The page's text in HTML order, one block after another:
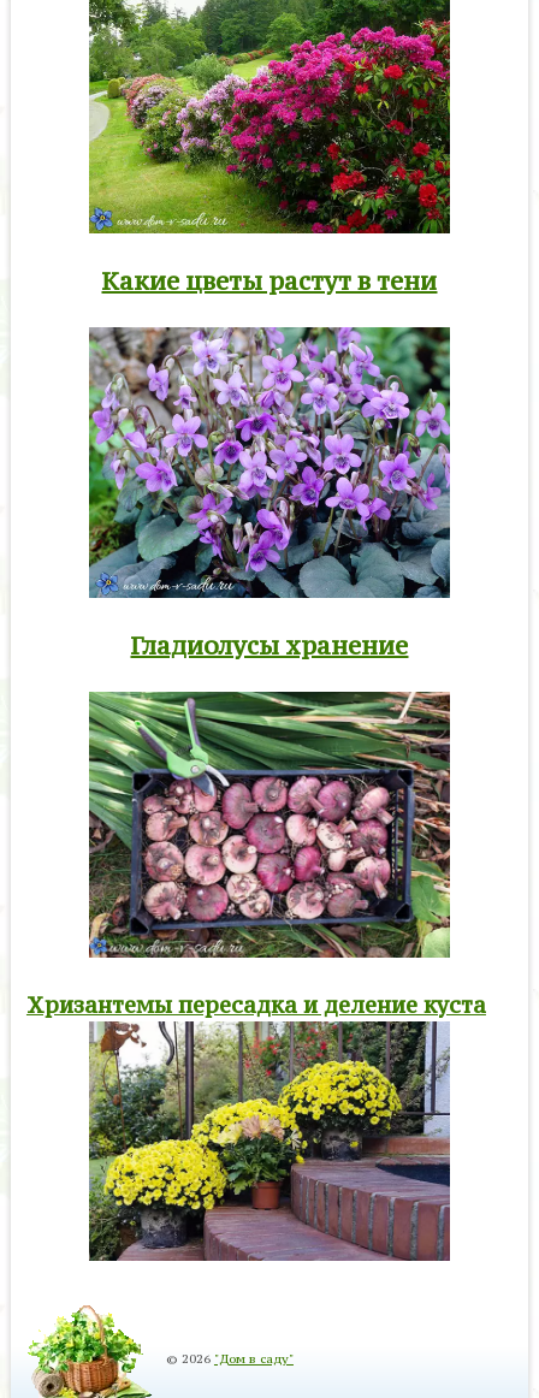
Какие цветы растут в тени
Гладиолусы хранение
Хризантемы пересадка и деление куста
© 2026 "Дом в саду"